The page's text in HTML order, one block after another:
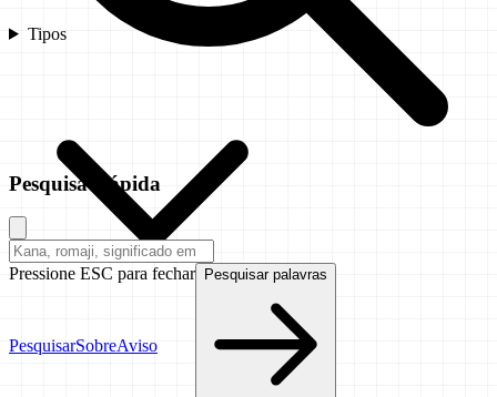
Tipos
PesquisarSobreAviso
Pesquisa Rápida
Pressione ESC para fechar Pesquisar palavras